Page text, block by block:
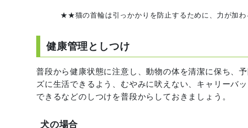
★★猫の首輪は引っかかりを防止するために、力が加わ
健康管理としつけ
普段から健康状態に注意し、動物の体を清潔に保ち、
ズに生活できるよう、むやみに吠えない、キャリーバ
できるなどのしつけを普段からしておきましょう。
犬の場合